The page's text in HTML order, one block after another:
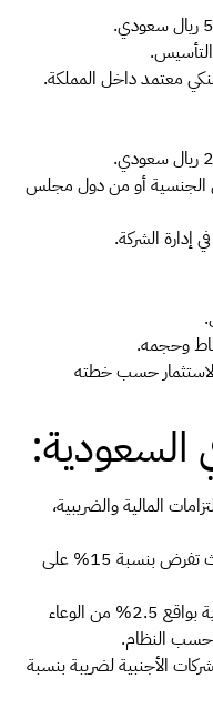
معتمد داخل المملكة.
أو من دول مجلس
إدارة الشركة.
وحجمه.
حسب خطته
السعودية:
المالية والضريبية،
ضريبة القيمة المضافة VAT: بحيث تفرض بنسبة 15% على
الزكاة: تطبق على الشركات السعودية بواقع 2.5% من الوعاء
حسب النظام.
الأجنبية لضريبة بنسبة